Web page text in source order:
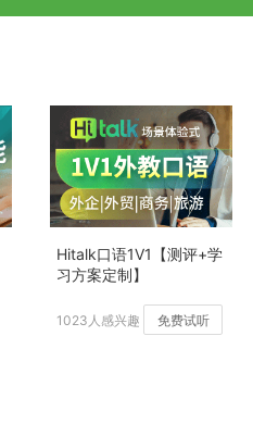
Hitalk口语1V1【测评+学
习方案定制】
1023人感兴趣 免费试听